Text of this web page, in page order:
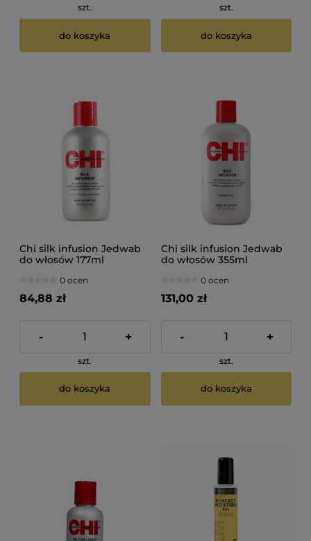
szt.
do koszyka
szt.
do koszyka
Chi silk infusion Jedwab
do włosów 177ml
0 ocen
84,88 zł
- +
szt.
do koszyka
Chi silk infusion Jedwab
do włosów 355ml
0 ocen
131,00 zł
- +
szt.
do koszyka